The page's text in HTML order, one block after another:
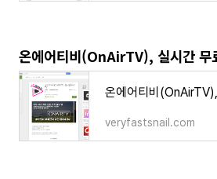
온에어티비(OnAirTV), 실시간 무
온에어티비
veryfastsnail.com